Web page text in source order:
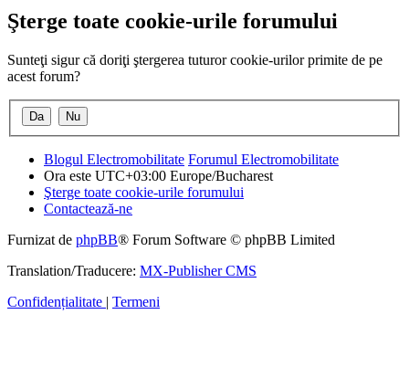
Şterge toate cookie-urile forumului
Sunteţi sigur că doriţi ştergerea tuturor cookie-urilor primite de pe
acest forum?
Blogul Electromobilitate Forumul Electromobilitate
Ora este UTC+03:00 Europe/Bucharest
Şterge toate cookie-urile forumului
Contactează-ne
Furnizat de phpBB® Forum Software © phpBB Limited
Translation/Traducere: MX-Publisher CMS
Confidențialitate | Termeni